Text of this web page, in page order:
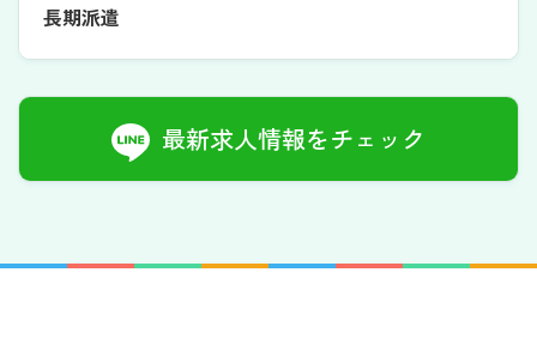
長期派遣
最新求人情報をチェック